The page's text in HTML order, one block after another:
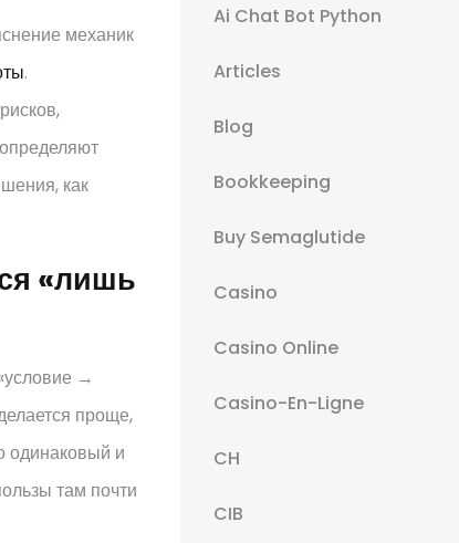
механик
.
как
«лишь
→
проще,
одинаковый и
там почти
Ai Chat Bot Python
Articles
Blog
Bookkeeping
Buy Semaglutide
Casino
Casino Online
Casino-En-Ligne
CH
CIB